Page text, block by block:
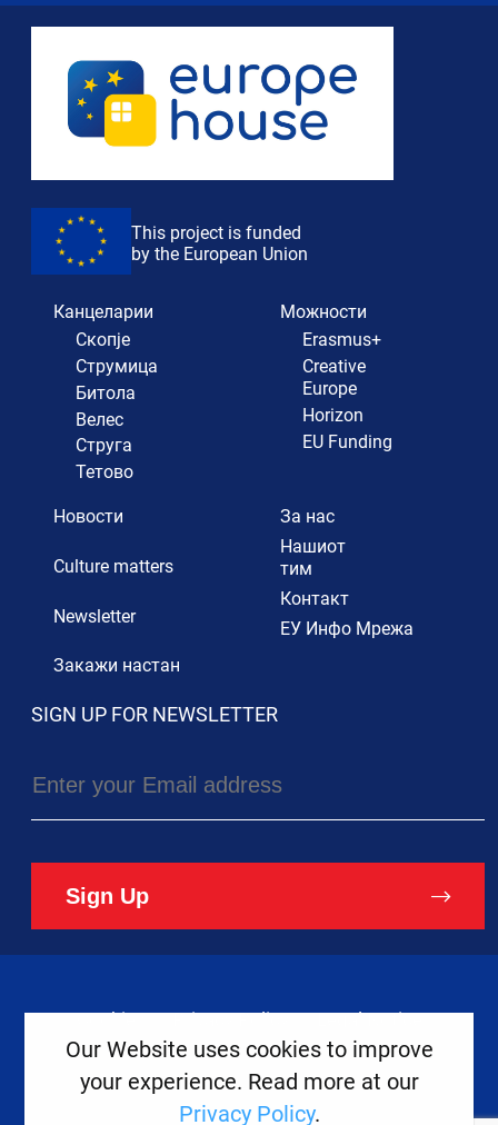
This project is funded
by the European Union
Канцеларии
Скопје
Струмица
Битола
Велес
Струга
Тетово
Можности
Erasmus+
Creative
Europe
Horizon
EU Funding
Новости
Culture matters
Newsletter
Закажи настан
За нас
Нашиот
тим
Контакт
ЕУ Инфо Мрежа
SIGN UP FOR NEWSLETTER
Sign Up
Copyright ©2026Europe House
Cookies Privacy Policy Legal Notice
Our Website uses cookies to improve
your experience. Read more at our
Privacy Policy.